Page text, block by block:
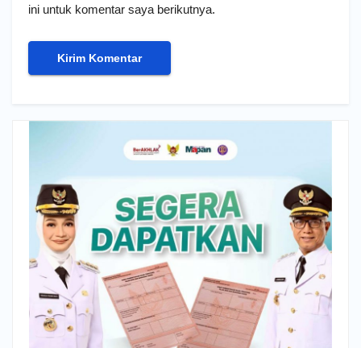
ini untuk komentar saya berikutnya.